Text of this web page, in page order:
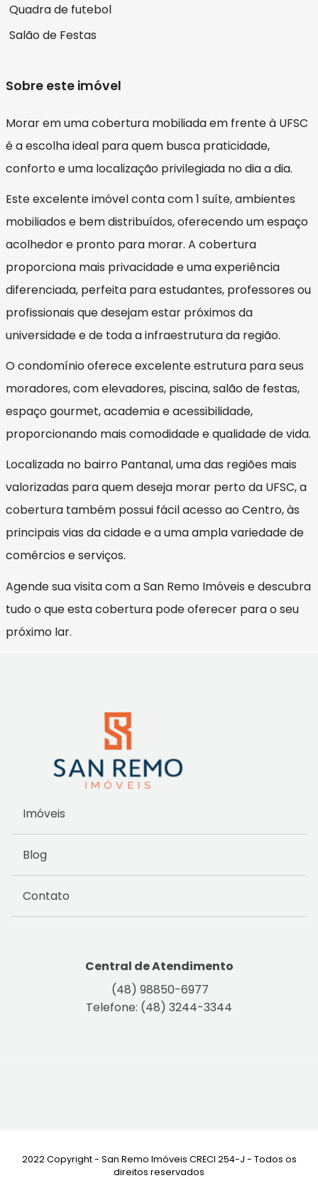
Quadra de futebol
Salão de Festas
Sobre este imóvel
Morar em uma cobertura mobiliada em frente à UFSC
é a escolha ideal para quem busca praticidade,
conforto e uma localização privilegiada no dia a dia.
Este excelente imóvel conta com 1 suíte, ambientes
mobiliados e bem distribuídos, oferecendo um espaço
acolhedor e pronto para morar. A cobertura
proporciona mais privacidade e uma experiência
diferenciada, perfeita para estudantes, professores ou
profissionais que desejam estar próximos da
universidade e de toda a infraestrutura da região.
O condomínio oferece excelente estrutura para seus
moradores, com elevadores, piscina, salão de festas,
espaço gourmet, academia e acessibilidade,
proporcionando mais comodidade e qualidade de vida.
Localizada no bairro Pantanal, uma das regiões mais
valorizadas para quem deseja morar perto da UFSC, a
cobertura também possui fácil acesso ao Centro, às
principais vias da cidade e a uma ampla variedade de
comércios e serviços.
Agende sua visita com a San Remo Imóveis e descubra
tudo o que esta cobertura pode oferecer para o seu
próximo lar.
Imóveis
Blog
Contato
Central de Atendimento
(48) 98850-6977
Telefone: (48) 3244-3344
2022 Copyright - San Remo Imóveis CRECI 254-J - Todos os
direitos reservados